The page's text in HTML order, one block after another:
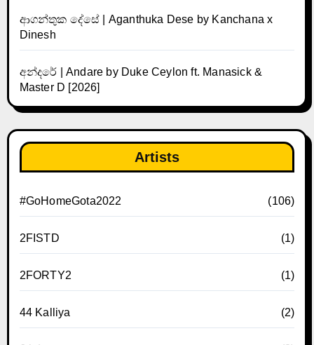
ආගන්තුක දේසේ | Aganthuka Dese by Kanchana x
Dinesh
අන්දරේ | Andare by Duke Ceylon ft. Manasick &
Master D [2026]
Artists
#GoHomeGota2022 (106)
2FISTD (1)
2FORTY2 (1)
44 Kalliya (2)